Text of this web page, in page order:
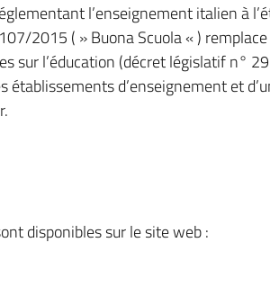
l’enseignement italien à
2015 ( » Buona Scuola « )
sur l’éducation (décret législatif n°
établissements d’enseignement et
disponibles sur le site web: